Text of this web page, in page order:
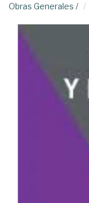
Obras Generales /